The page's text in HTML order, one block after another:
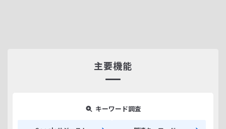
主要機能
キーワード調査